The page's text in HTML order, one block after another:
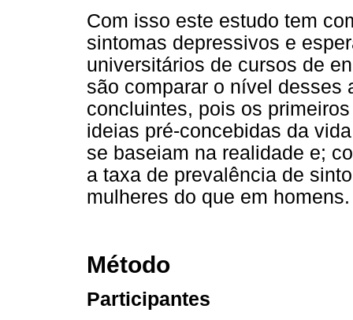
Com isso este estudo tem
sintomas depressivos e
universitários de cursos de
são comparar o nível desses
concluintes, pois os
ideias pré-concebidas da
se baseiam na realidade e;
a taxa de prevalência de
mulheres do que em homens.
Método
Participantes